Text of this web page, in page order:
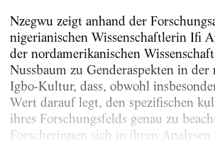
Nzegwu zeigt anhand der
nigerianischen Wissenschaftlerin Ifi
der nordamerikanischen
Nussbaum zu Genderaspekten in der
Igbo-Kultur, dass, obwohl
Wert darauf legt, den spezifischen
ihres Forschungsfelds genau zu
Forscherinnen sich in ihren Analysen